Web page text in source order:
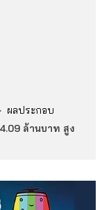
ผลประกอบ
ล้านบาท สูง